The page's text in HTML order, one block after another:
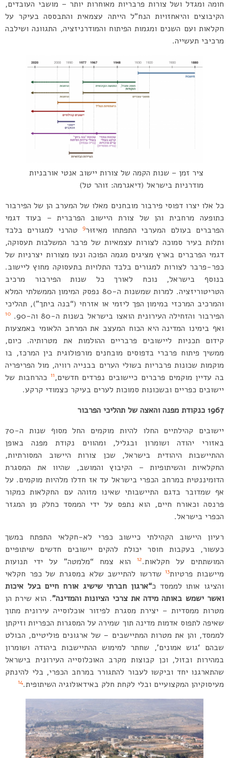
חומה ומגדל ושל צורות פרבריות מאוחרות יותר – מושבי העובדים,
הקיבוצים והיאחזויות הנח”ל הייתה עצמאית והתבססה בעיקר על
חקלאות ועם השנים ומגמות הפיתוח והמודרניזציה, התגוונה ושילבה
מרכיבי תעשייה.
ציר זמן – שנות הקמה של צורות יישוב אנטי אורבניות
מודרניות בישראל (דיאגרמה: זוהר טל)
כל אלו יצרו דפוסי פירבור מובחנים מאלו של המערב הן של הפירבור
כתופעה מרחבית והן של צורת היישוב הפרברית – בעוד דגמי
הפרברים בעולם המערבי התפתחו מאִיזּוּר9
טהרני למגורים בלבד
ותלות בעיר סמוכה לצורות עצמאיות של פרבר המשלבות תעסוקה,
דגמי הפרברים בארץ מציגים מגמה הפוכה ונעו מצורות יצרניות של
כפר-פרבר לצורות למגורים בלבד התלויות בתעסוקה מחוץ ליישוב.
בנוסף בישראל, נוכח לאורך כל שנות הפירבור מרכיב
הטריטוריזציה. למרות שמשנות ה-80 נפסק המימון הממשלתי המלא
והמרכיב המרכזי במימון הפך ליזמי או אזרחי (“בנה ביתך”), תהליכי
הפירבור והזחילה העירונית הואצו בישראל בשנות ה-80 וה-90.
10
ואף בימינו המדינה היא הכוח המעצב את המרחב הלאומי באמצעות
קידום תכניות ליישובים פרבריים ההולמות את מטרותיה. כיום,
ממשיך פיתוח פרברי בדפוסים מובחנים מורפולוגית בין המרכז, בו
מוקמות שכונות פרבריות בשולי הערים בבנייה רוויה, מול הפריפריה
בה עדיין מוקמים פרברים כיישובים נפרדים חדשים,11 כהרחבות של
יישובים כפריים ובשכונות סמוכות לערים בעיקר כצמודי קרקע.
1967 כנקודת מפנה והאצה של תהליכי הפרבור
יישובים קהילתיים החלו להיות מוקמים החל מסוף שנות ה-70
באזורי יהודה ושומרון ובגליל, ומהווים נקודת מפנה באופן
ההתיישבות היהודית בישראל, שכן צורות היישוב המסורתיות,
החקלאיות והשיתופיות – הקיבוץ והמושב, שהיוו את המסגרת
הדומיננטית במרחב הכפרי בישראל עד אז חדלו מלהיות מוקמים. על
אף שמדובר בדגם התיישבותי שאינו מזוהה עם החקלאות כמקור
פרנסה וכאורח חיים, הוא נתפס על ידי הממסד כחלק מן המגזר
הכפרי בישראל.
רעיון היישוב הקהילתי כיישוב כפרי לא-חקלאי התפתח במשך
כעשור, בעקבות חוסר יכולת להקים יישובים חדשים שיתופיים
המושתתים על חקלאות.12
הוא צמח “מלמטה” על ידי תנועות
מיישבות פרטיות13שדרשו להתיישב שלא במסגרת של כפר חקלאי
והציגו אותו לממסד כ“ארגון חברתי שישיג אורח חיים בעל איכות
ואשר ישמש באותה מידה את צרכי הציונות והמדינה”. הוא שירת הן
מטרות ממסדיות – יצירת מסגרת לפיזור אוכלוסייה עירונית מתוך
שאיפה לתפוס אדמות מדינה תוך שמירה על המסגרות הכפריות וזיקתן
לממסד, והן את מטרות המתיישבים – של ארגונים פוליטיים, הבולט
שבהם ‘גוש אמונים’, שחתר למימוש ההתיישבות ביהודה ושומרון
במהירות ובזול, וכן קבוצות מקרב האוכלוסייה העירונית בישראל
שהתארגנו יחד וביקשו לעבור להתגורר במרחב הכפרי, בלי להינתק
מעיסוקיהן המקצועיים ובלי לקחת חלק באידאולוגיה השיתופית.14